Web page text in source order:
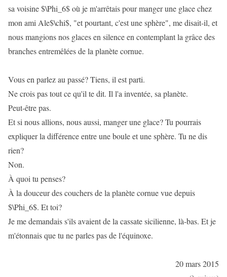
sa voisine $\Phi_6$ où je m'arrêtais pour manger une glace chez
mon ami Ale$\chi$, "et pourtant, c'est une sphère", me disait-il, et
nous mangions nos glaces en silence en contemplant la grâce des
branches entremêlées de la planète cornue.
Vous en parlez au passé? Tiens, il est parti.
Ne crois pas tout ce qu'il te dit. Il l'a inventée, sa planète.
Peut-être pas.
Et si nous allions, nous aussi, manger une glace? Tu pourrais
expliquer la différence entre une boule et une sphère. Tu ne dis
rien?
Non.
À quoi tu penses?
À la douceur des couchers de la planète cornue vue depuis
$\Phi_6$. Et toi?
Je me demandais s'ils avaient de la cassate sicilienne, là-bas. Et je
m'étonnais que tu ne parles pas de l'équinoxe.
20 mars 2015